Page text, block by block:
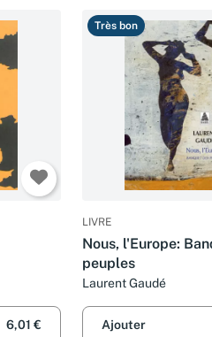
6,01 €
Très bon
LIVRE
Nous, l'Europe:
peuples
Laurent Gaudé
Ajouter